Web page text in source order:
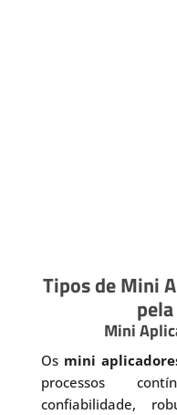
Tipos de Mini
Mini
Os mini
processos
confiabilidade,